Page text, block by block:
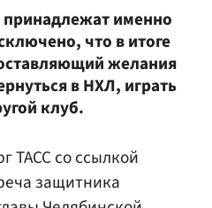
принадлежат именно
что в итоге
желания
в НХЛ, играть
клуб.
ТАСС со ссылкой
защитника